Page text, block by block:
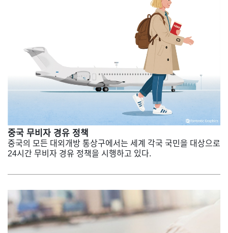
중국 무비자 경유 정책
중국의 모든 대외개방 통상구에서는 세계 각국 국민을 대상으로
24시간 무비자 경유 정책을 시행하고 있다.